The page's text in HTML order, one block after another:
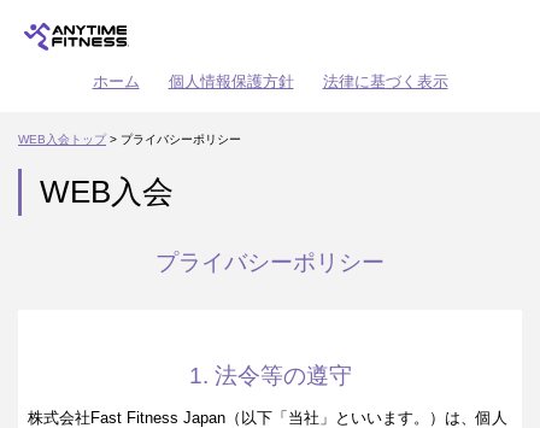
ホーム 個人情報保護方針 法律に基づく表示
WEB入会トップ> プライバシーポリシー
WEB入会
プライバシーポリシー
1. 法令等の遵守
株式会社Fast Fitness Japan（以下「当社」といいます。）は、個人